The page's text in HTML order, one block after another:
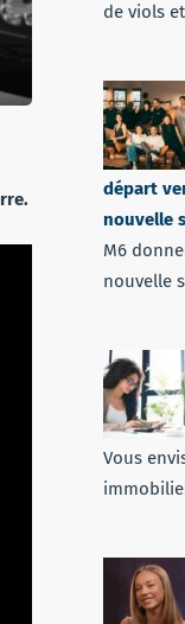
de viols
départ
nouvelle
M6
nouvelle
Vous